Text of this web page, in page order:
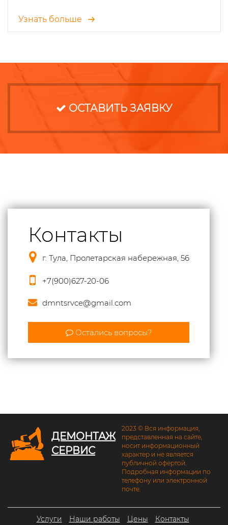
Узнать больше
ОСТАВИТЬ ЗАЯВКУ
Контакты
г. Тула, Пролетарская набережная, 56
+7(900)627-20-06
dmntsrvce@gmail.com
Остались вопросы?
ДЕМОНТАЖ
СЕРВИС
2023 © Вся информация,
представленная на сайте,
носит информационный
характер и не является
публичной офертой.
Подробная информации по
телефону или электронной
почте.
Услуги Наши работы Цены Контакты